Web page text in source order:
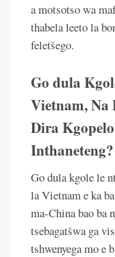
a motsotso wa
thabela leeto la
feletšego.
Go dula
Vietnam, Na
Dira
Inthaneteng?
Go dula kgole le
la Vietnam e ka
ma-China bao ba
tsebagatšwa ga
tshwenyega mo e